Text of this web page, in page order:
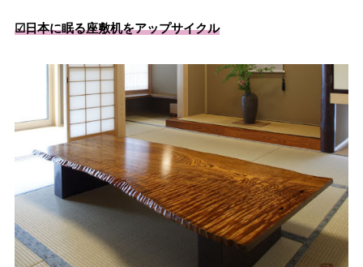
☑︎日本に眠る座敷机をアップサイクル